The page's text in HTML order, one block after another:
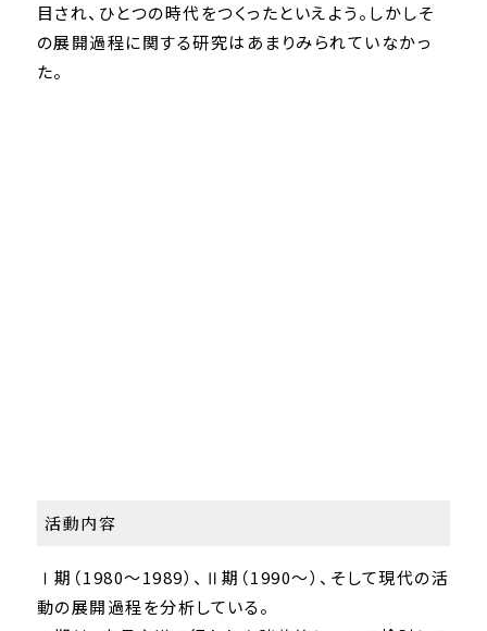
目され、ひとつの時代をつくったといえよう。しかしそ
の展開過程に関する研究はあまりみられていなかっ
た。
活動内容
Ⅰ期（1980～1989）、Ⅱ期（1990～）、そして現代の活
動の展開過程を分析している。